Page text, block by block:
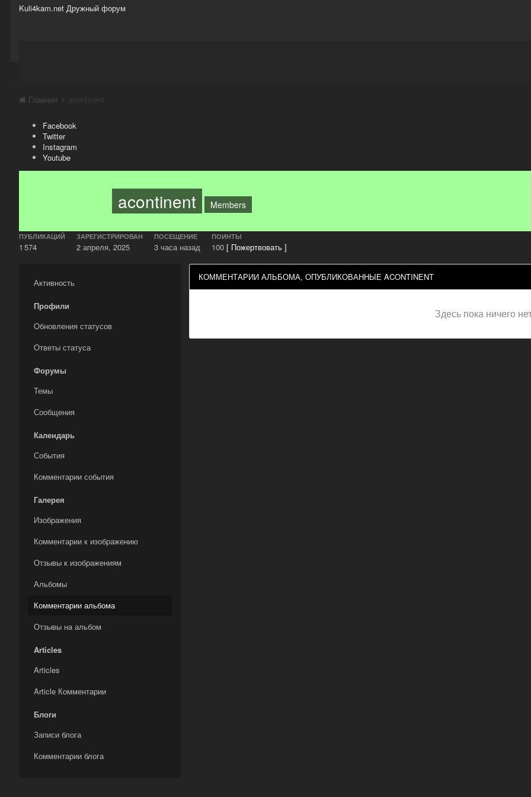
Kuli4kam.net Дружный форум
Главная
Facebook
Twitter
Instagram
Youtube
acontinent Members
ПУБЛИКАЦИЙ
1 574
ЗАРЕГИСТРИРОВАН
2 апреля, 2025
ПОСЕЩЕНИЕ
3 часа назад
ПОИНТЫ
100 [ Пожертвовать ]
Активность
Профили
Обновления статусов
Ответы статуса
Форумы
Темы
Сообщения
Календарь
События
Комментарии события
Галерея
Изображения
Комментарии к изображению
Отзывы к изображениям
Альбомы
Комментарии альбома
Отзывы на альбом
Articles
Articles
Article Комментарии
Блоги
Записи блога
Комментарии блога
КОММЕНТАРИИ АЛЬБОМА, ОПУБЛИКОВАННЫЕ ACONTINENT
Здесь пока ничего